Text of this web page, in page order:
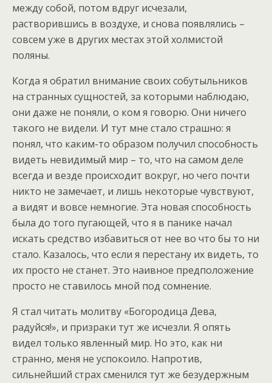
между собой, потом вдруг исчезали,
растворившись в воздухе, и снова появлялись –
совсем уже в других местах этой холмистой
поляны.
Когда я обратил внимание своих собутыльников
на странных сущностей, за которыми наблюдаю,
они даже не поняли, о ком я говорю. Они ничего
такого не видели. И тут мне стало страшно: я
понял, что каким-то образом получил способность
видеть невидимый мир – то, что на самом деле
всегда и везде происходит вокруг, но чего почти
никто не замечает, и лишь некоторые чувствуют,
а видят и вовсе немногие. Эта новая способность
была до того пугающей, что я в панике начал
искать средство избавиться от нее во что бы то ни
стало. Казалось, что если я перестану их видеть, то
их просто не станет. Это наивное предположение
просто не ставилось мной под сомнение.
Я стал читать молитву «Богородица Дева,
радуйся!», и призраки тут же исчезли. Я опять
видел только явленный мир. Но это, как ни
странно, меня не успокоило. Напротив,
сильнейший страх сменился тут же безудержным